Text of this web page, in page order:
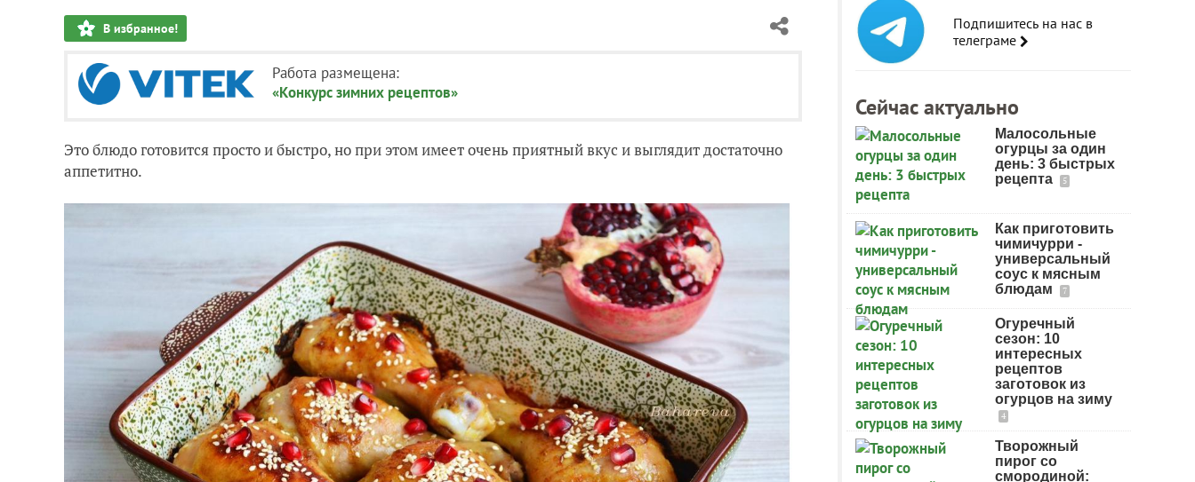
В избранное!
Работа размещена:
«Конкурс зимних рецептов»
Это блюдо готовится просто и быстро, но при этом имеет очень приятный вкус и выглядит достаточно
аппетитно.
Подпишитесь на нас в
телеграме
Сейчас актуально
Малосольные
огурцы за один
день: 3 быстрых
рецепта
5
Как приготовить
чимичурри -
универсальный
соус к мясным
блюдам
7
Огуречный
сезон: 10
интересных
рецептов
заготовок из
огурцов на зиму
4
Творожный
пирог со
смородиной: